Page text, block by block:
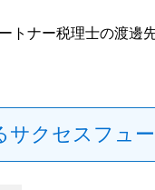
トナー税理士の渡邊
サクセスフュ